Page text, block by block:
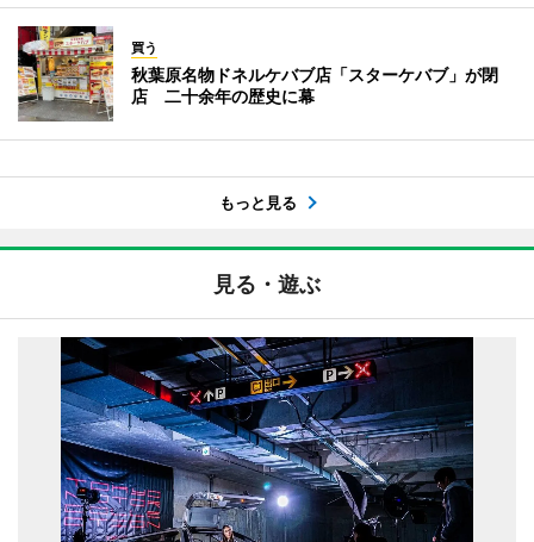
買う
秋葉原名物ドネルケバブ店「スターケバブ」が閉
店 二十余年の歴史に幕
もっと見る
見る・遊ぶ